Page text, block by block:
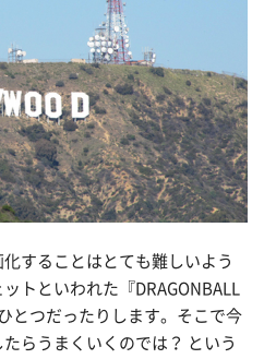
することはとても難しいよう
トといわれた『DRAGONBALL
とつだったりします。そこで今
らうまくいくのでは？ という